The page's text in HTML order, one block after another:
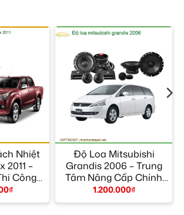
Nhiệt
2011 –
Công
₫
Độ Loa Mitsubishi
Grandis 2006 – Trung
Tâm Nâng Cấp Chính
Hãng TPHCM
1.200.000₫